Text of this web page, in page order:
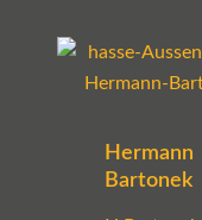
Hermann
Bartonek